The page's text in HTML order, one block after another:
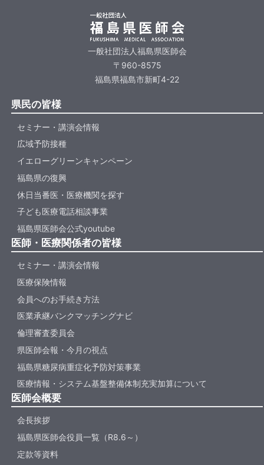
一般社団法人福島県医師会
〒960-8575
福島県福島市新町4-22
県民の皆様
セミナー・講演会情報
広域予防接種
イエローグリーンキャンペーン
福島県の復興
休日当番医・医療機関を探す
子ども医療電話相談事業
福島県医師会公式youtube
医師・医療関係者の皆様
セミナー・講演会情報
医療保険情報
会員へのお手続き方法
医業承継バンクマッチングナビ
倫理審査委員会
県医師会報・今月の視点
福島県糖尿病重症化予防対策事業
医療情報・システム基盤整備体制充実加算について
医師会概要
会長挨拶
福島県医師会役員一覧（R8.6～）
定款等資料